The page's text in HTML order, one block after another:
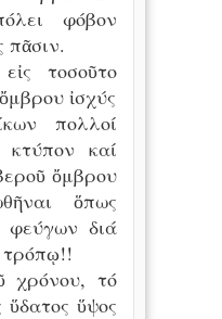
φόβον
πᾶσιν.
τοσοῦτο
ἰσχύς
πολλοί
κτύπον καί
ὄμβρου
ὅπως
φεύγων διά
τρόπῳ!!
χρόνου, τό
ὕδατος ὕψος